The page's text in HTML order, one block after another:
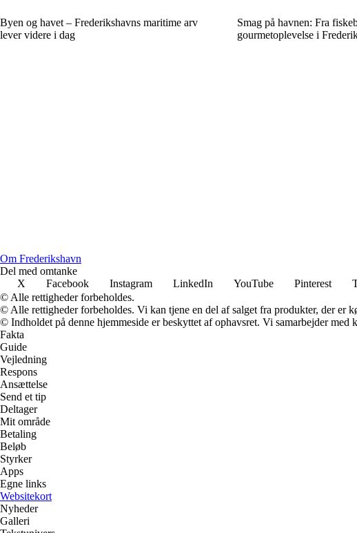
Byen og havet – Frederikshavns maritime arv
lever videre i dag
Smag på havnen: Fra
gourmetoplevelse i
Om Frederikshavn
Del med omtanke
X
Facebook Instagram LinkedIn YouTube Pinterest
© Alle rettigheder forbeholdes.
© Alle rettigheder forbeholdes. Vi kan tjene en del af salget fra produkter, der er
© Indholdet på denne hjemmeside er beskyttet af ophavsret. Vi samarbejder
Fakta
Guide
Vejledning
Respons
Ansættelse
Send et tip
Deltager
Mit område
Betaling
Beløb
Styrker
Apps
Egne links
Websitekort
Nyheder
Galleri